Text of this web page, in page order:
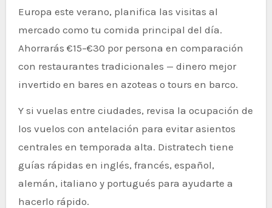
Europa este verano, planifica las visitas al
mercado como tu comida principal del día.
Ahorrarás €15–€30 por persona en comparación
con restaurantes tradicionales — dinero mejor
invertido en bares en azoteas o tours en barco.
Y si vuelas entre ciudades, revisa la ocupación de
los vuelos con antelación para evitar asientos
centrales en temporada alta. Distratech tiene
guías rápidas en inglés, francés, español,
alemán, italiano y portugués para ayudarte a
hacerlo rápido.